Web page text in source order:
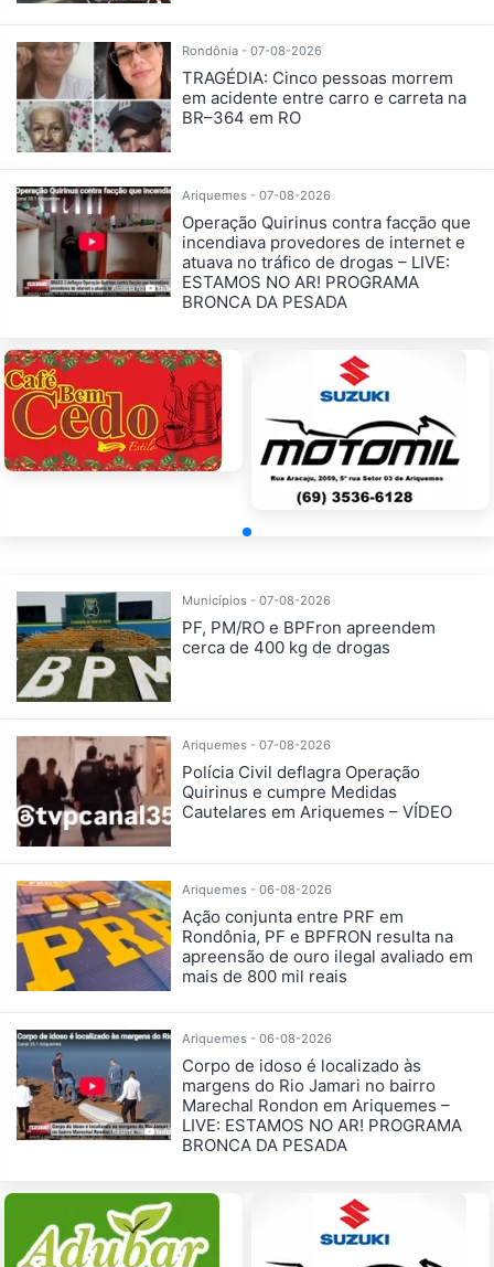
Rondônia - 07-08-2026
TRAGÉDIA: Cinco pessoas morrem
em acidente entre carro e carreta na
BR–364 em RO
Ariquemes - 07-08-2026
Operação Quirinus contra facção que
incendiava provedores de internet e
atuava no tráfico de drogas – LIVE:
ESTAMOS NO AR! PROGRAMA
BRONCA DA PESADA
Municípios - 07-08-2026
PF, PM/RO e BPFron apreendem
cerca de 400 kg de drogas
Ariquemes - 07-08-2026
Polícia Civil deflagra Operação
Quirinus e cumpre Medidas
Cautelares em Ariquemes – VÍDEO
Ariquemes - 06-08-2026
Ação conjunta entre PRF em
Rondônia, PF e BPFRON resulta na
apreensão de ouro ilegal avaliado em
mais de 800 mil reais
Ariquemes - 06-08-2026
Corpo de idoso é localizado às
margens do Rio Jamari no bairro
Marechal Rondon em Ariquemes –
LIVE: ESTAMOS NO AR! PROGRAMA
BRONCA DA PESADA